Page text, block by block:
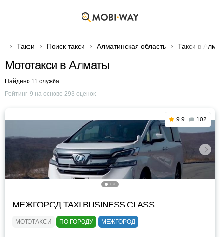
Такси Поиск такси Алматинская область Такси в
Мототакси в Алматы
Найдено 11 служба
Рейтинг: 9 на основе 293 оценок
9.9 102
МЕЖГОРОД TAXI BUSINESS CLASS
МОТОТАКСИ ПО ГОРОДУ МЕЖГОРОД